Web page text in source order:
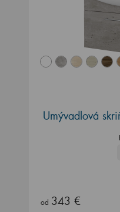
Umývadlová
od 343 €